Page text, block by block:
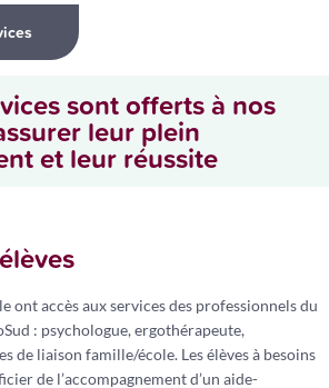
sont offerts à nos
leur plein
et leur réussite
ont accès aux services des professionnels du
: psychologue, ergothérapeute,
de liaison famille/école. Les élèves à besoins
de l’accompagnement d’un aide-